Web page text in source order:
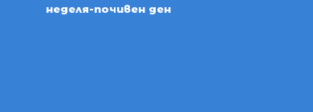
неделя-почивен ден